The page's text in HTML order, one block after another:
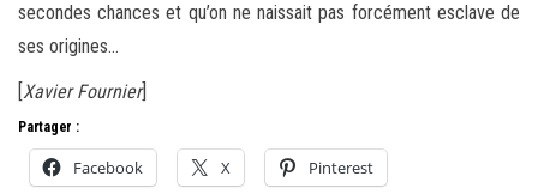
secondes chances et qu’on ne naissait pas forcément esclave de
ses origines…
Xavier Fournier]
Partager :
Facebook X Pinterest